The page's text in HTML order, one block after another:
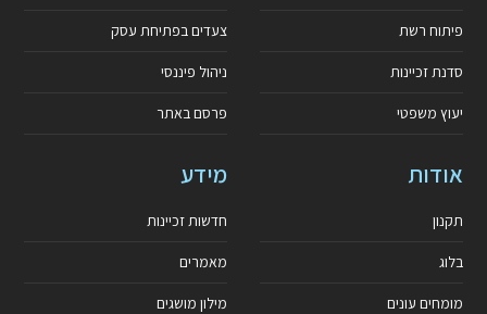
פיתוח רשת
סדנת זכיינות
יעוץ משפטי
צעדים בפתיחת עסק
ניהול פיננסי
פרסם באתר
אודות
תקנון
בלוג
מומחים עונים
מידע
חדשות זכיינות
מאמרים
מילון מושגים